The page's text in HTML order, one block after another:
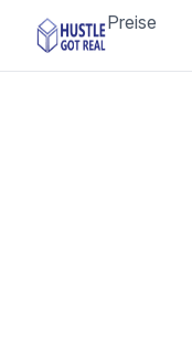
Preise